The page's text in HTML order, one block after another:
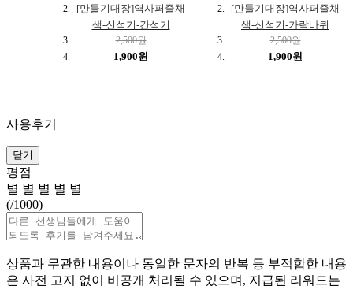
[만들기대장]역사퍼즐채
색-신석기-간석기
2,500원
1,900원
[만들기대장]역사퍼즐채
색-신석기-가락바퀴
2,500원
1,900원
사용후기
닫기
평점
별 별 별 별 별
(/1000)
상품과 무관한 내용이나 동일한 문자의 반복 등 부적합한 내용
은 사전 고지 없이 비공개 처리될 수 있으며, 지급된 리워드는